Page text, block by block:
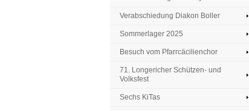
Verabschiedung Diakon Boller
Sommerlager 2025
Besuch vom Pfarrcäcilienchor
71. Longericher Schützen- und
Volksfest
Sechs KiTas